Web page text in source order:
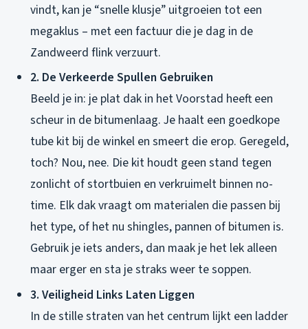
vindt, kan je “snelle klusje” uitgroeien tot een
megaklus – met een factuur die je dag in de
Zandweerd flink verzuurt.
2. De Verkeerde Spullen Gebruiken
Beeld je in: je plat dak in het Voorstad heeft een
scheur in de bitumenlaag. Je haalt een goedkope
tube kit bij de winkel en smeert die erop. Geregeld,
toch? Nou, nee. Die kit houdt geen stand tegen
zonlicht of stortbuien en verkruimelt binnen no-
time. Elk dak vraagt om materialen die passen bij
het type, of het nu shingles, pannen of bitumen is.
Gebruik je iets anders, dan maak je het lek alleen
maar erger en sta je straks weer te soppen.
3. Veiligheid Links Laten Liggen
In de stille straten van het centrum lijkt een ladder